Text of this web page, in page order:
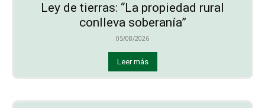
Ley de tierras: “La propiedad rural
conlleva soberanía”
05/08/2026
Leer más